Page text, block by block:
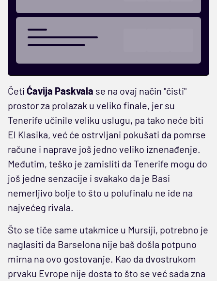
Četi Ćavija Paskvala se na ovaj način "čisti"
prostor za prolazak u veliko finale, jer su
Tenerife učinile veliku uslugu, pa tako neće biti
El Klasika, već će ostrvljani pokušati da pomrse
račune i naprave još jedno veliko iznenađenje.
Međutim, teško je zamisliti da Tenerife mogu do
još jedne senzacije i svakako da je Basi
nemerljivo bolje to što u polufinalu ne ide na
najvećeg rivala.
Što se tiče same utakmice u Mursiji, potrebno je
naglasiti da Barselona nije baš došla potpuno
mirna na ovo gostovanje. Kao da dvostrukom
prvaku Evrope nije dosta to što se već sada zna